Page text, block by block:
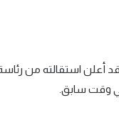
أعلن استقالته من
وقت سابق.